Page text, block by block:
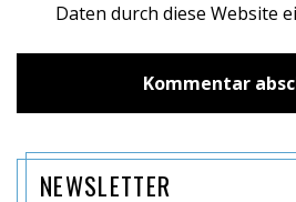
Daten durch diese Website
NEWSLETTER